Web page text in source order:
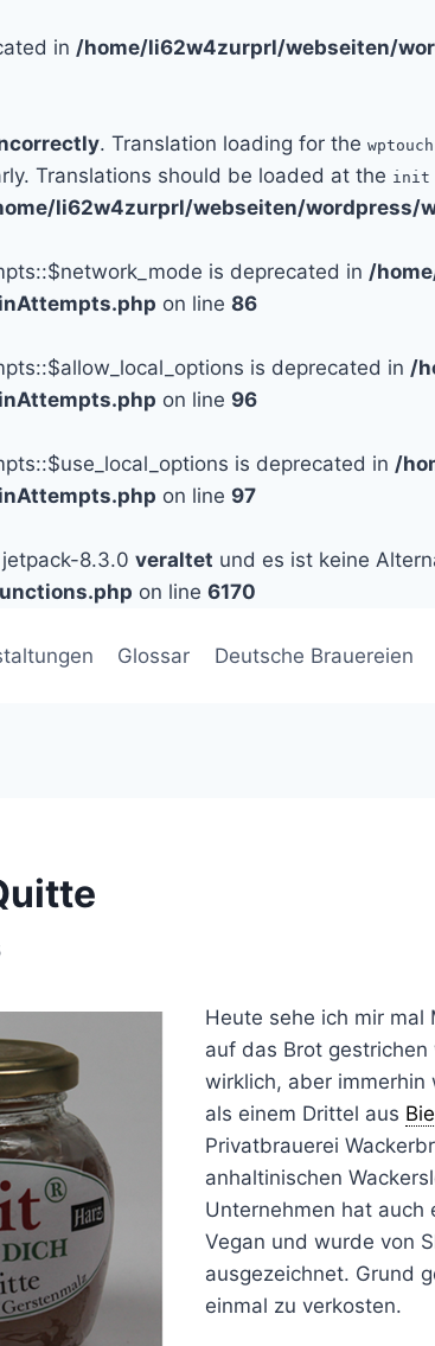
in /home/li62w4zurprl/webseiten/
. Translation loading for the
Translations should be loaded at the init
li62w4zurprl/webseiten/wordpress/
is deprecated in /
on line 86
is deprecated in /
on line 96
is deprecated in /
on line 97
8.3.0 veraltet und es ist keine
on line 6170
Glossar Deutsche Brauereien
Heute sehe ich mir mal
auf das Brot
wirklich, aber immerhin
als einem Drittel aus
Privatbrauerei
anhaltinischen
Unternehmen hat auch
Vegan und wurde von
ausgezeichnet. Grund
einmal zu verkosten.